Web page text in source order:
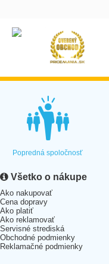
Popredná spoločnosť
Všetko o nákupe
Ako nakupovať
Cena dopravy
Ako platiť
Ako reklamovať
Servisné strediská
Obchodné podmienky
Reklamačné podmienky